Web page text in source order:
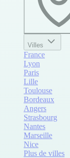
Villes
France
Lyon
Paris
Lille
Toulouse
Bordeaux
Angers
Strasbourg
Nantes
Marseille
Nice
Plus de villes